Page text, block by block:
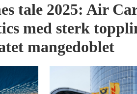
tale 2025: Air
med sterk
mangedoblet